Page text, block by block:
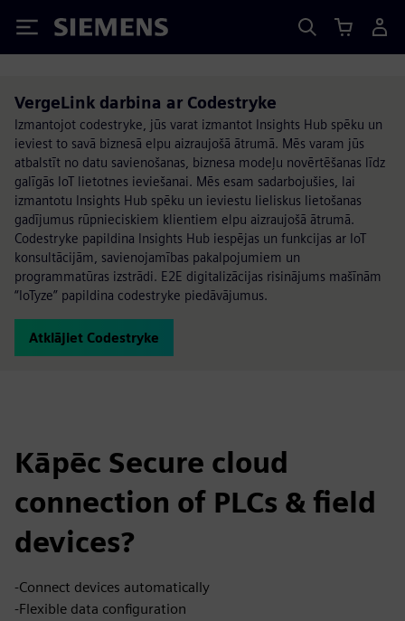
Siemens
VergeLink darbina ar Codestryke
Izmantojot codestryke, jūs varat izmantot Insights Hub spēku un
ieviest to savā biznesā elpu aizraujošā ātrumā. Mēs varam jūs
atbalstīt no datu savienošanas, biznesa modeļu novērtēšanas līdz
galīgās IoT lietotnes ieviešanai. Mēs esam sadarbojušies, lai
izmantotu Insights Hub spēku un ieviestu lieliskus lietošanas
gadījumus rūpnieciskiem klientiem elpu aizraujošā ātrumā.
Codestryke papildina Insights Hub iespējas un funkcijas ar IoT
konsultācijām, savienojamības pakalpojumiem un
programmatūras izstrādi. E2E digitalizācijas risinājums mašīnām
“IoTyze” papildina codestryke piedāvājumus.
Atklājiet Codestryke
Kāpēc Secure cloud
connection of PLCs & field
devices?
-Connect devices automatically
-Flexible data configuration